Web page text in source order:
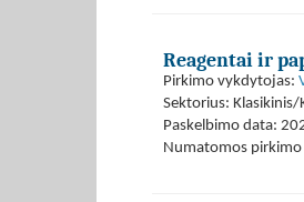
Reagentai ir
Pirkimo vykdytojas:
Sektorius:
Paskelbimo data:
Numatomos